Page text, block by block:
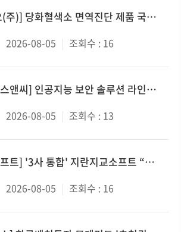
[프리시젼바이오(주)] 당화혈색소 면역진단 제품 국내 판매인증 획득
2026-08-05 조회수 : 16
[(주)지란지교에스앤씨] 인공지능 보안 솔루션 라인업 확대
2026-08-05 조회수 : 13
[(주)지란지교소프트] '3사 통합' 지란지교소프트 “안전한 AI 오피스 구축 지원”
2026-08-05 조회수 : 16